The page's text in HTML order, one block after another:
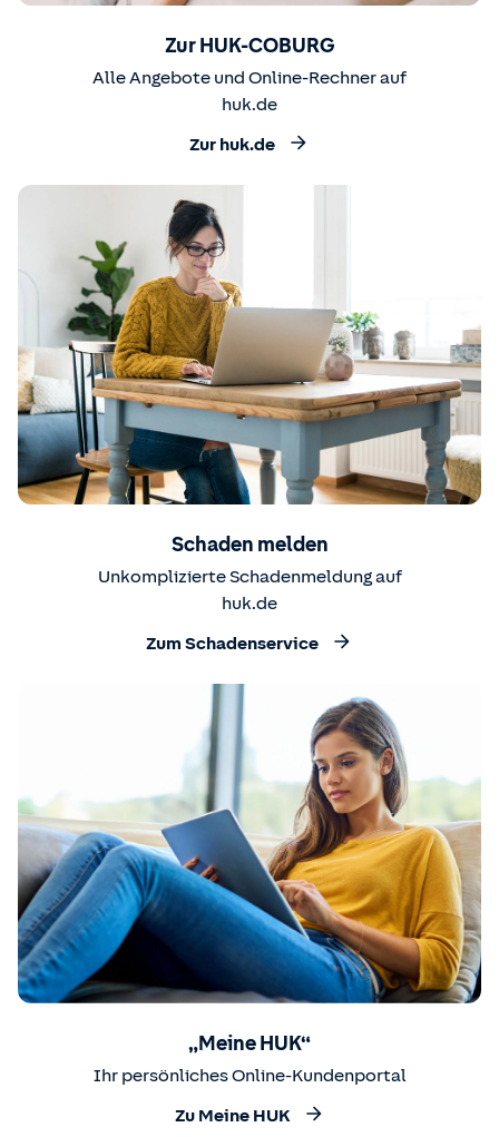
Zur HUK-COBURG
Alle Angebote und Online-Rechner auf
huk.de
Zur huk.de
Schaden melden
Unkomplizierte Schadenmeldung auf
huk.de
Zum Schadenservice
„Meine HUK“
Ihr persönliches Online-Kundenportal
Zu Meine HUK